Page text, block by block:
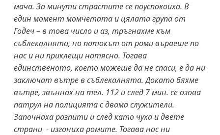
мача. За минути страстите се поуспокоиха. В
един момент момчетата и цялата група от
Годеч – в това число и аз, тръгнахме към
съблекалнята, но потокът от роми вървеше по
нас и ни приклещи натясно. Тогава
единственото, което можеше да не спаси, е да ни
заключат вътре в съблекалнята. Докато бяхме
вътре, звъннах на тел. 112 и след 7 мин. се озова
патрул на полицията с двама служители.
Започнаха разпити и след като чуха и двете
страни - изгониха ромите. Тогава нас ни